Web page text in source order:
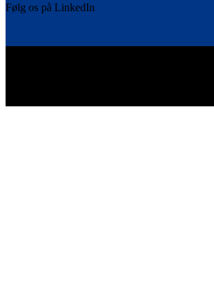
Følg os på LinkedIn